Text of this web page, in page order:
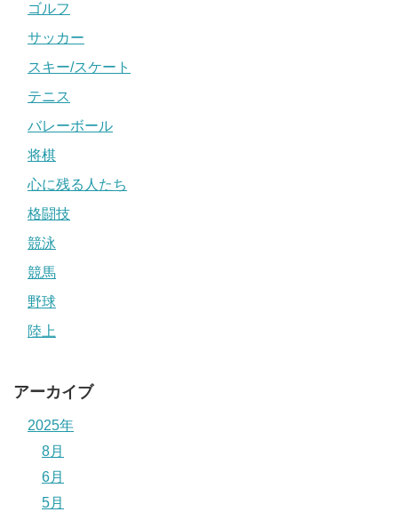
ゴルフ
サッカー
スキー/スケート
テニス
バレーボール
将棋
心に残る人たち
格闘技
競泳
競馬
野球
陸上
アーカイブ
2025年
8月
6月
5月